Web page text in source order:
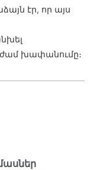
էր, որ այս
խափանումը։